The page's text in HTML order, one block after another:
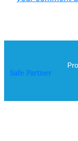
Safe Partner